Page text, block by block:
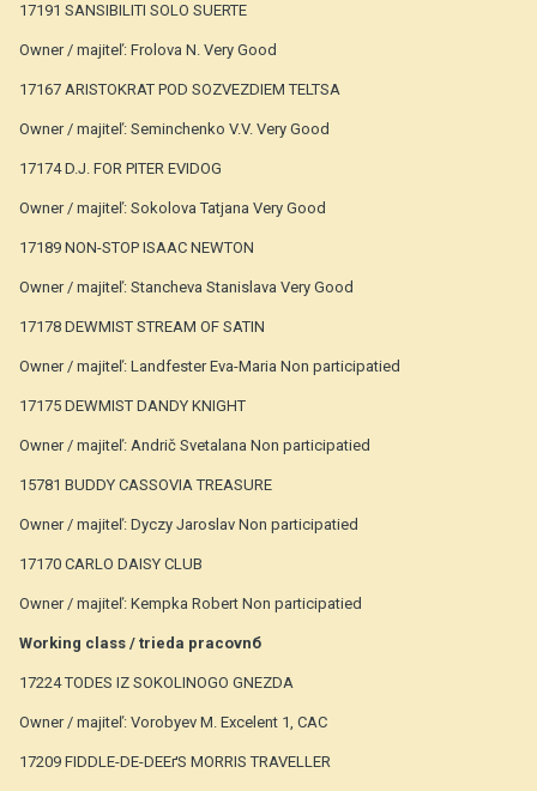
17191 SANSIBILITI SOLO SUERTE
Owner / majiteľ: Frolova N. Very Good
17167 ARISTOKRAT POD SOZVEZDIEM TELTSA
Owner / majiteľ: Seminchenko V.V. Very Good
17174 D.J. FOR PITER EVIDOG
Owner / majiteľ: Sokolova Tatjana Very Good
17189 NON-STOP ISAAC NEWTON
Owner / majiteľ: Stancheva Stanislava Very Good
17178 DEWMIST STREAM OF SATIN
Owner / majiteľ: Landfester Eva-Maria Non participatied
17175 DEWMIST DANDY KNIGHT
Owner / majiteľ: Andrič Svetalana Non participatied
15781 BUDDY CASSOVIA TREASURE
Owner / majiteľ: Dуczy Jaroslav Non participatied
17170 CARLO DAISY CLUB
Owner / majiteľ: Kempka Robert Non participatied
Working class / trieda pracovnб
17224 TODES IZ SOKOLINOGO GNEZDA
Owner / majiteľ: Vorobyev M. Excelent 1, CAC
17209 FIDDLE-DE-DEEґS MORRIS TRAVELLER